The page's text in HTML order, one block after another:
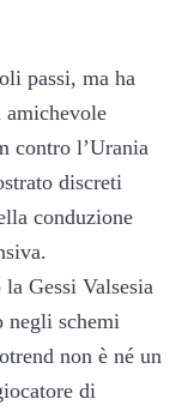
passi, ma ha
amichevole
contro l’Urania
discreti
conduzione
Gessi Valsesia
negli schemi
non è né un
di